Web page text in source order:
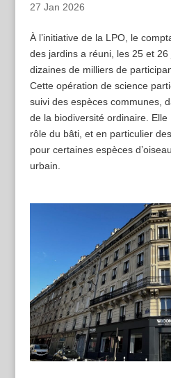
27 Jan 2026
À l’initiative de la LPO, le
des jardins a réuni, les 25 et
dizaines de milliers de
Cette opération de science
suivi des espèces communes,
de la biodiversité ordinaire.
rôle du bâti, et en particulier
pour certaines espèces
urbain.